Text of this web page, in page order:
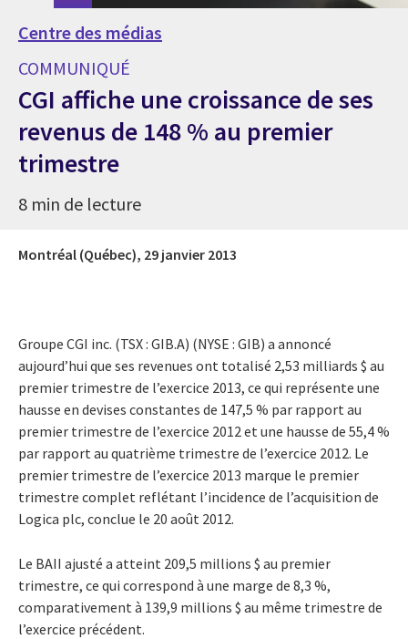
Centre des médias
COMMUNIQUÉ
CGI affiche une croissance de ses
revenus de 148 % au premier
trimestre
8 min de lecture
Montréal (Québec), 29 janvier 2013
Groupe CGI inc. (TSX : GIB.A) (NYSE : GIB) a annoncé
aujourd’hui que ses revenues ont totalisé 2,53 milliards $ au
premier trimestre de l’exercice 2013, ce qui représente une
hausse en devises constantes de 147,5 % par rapport au
premier trimestre de l’exercice 2012 et une hausse de 55,4 %
par rapport au quatrième trimestre de l’exercice 2012. Le
premier trimestre de l’exercice 2013 marque le premier
trimestre complet reflétant l’incidence de l’acquisition de
Logica plc, conclue le 20 août 2012.
Le BAII ajusté a atteint 209,5 millions $ au premier
trimestre, ce qui correspond à une marge de 8,3 %,
comparativement à 139,9 millions $ au même trimestre de
l’exercice précédent.